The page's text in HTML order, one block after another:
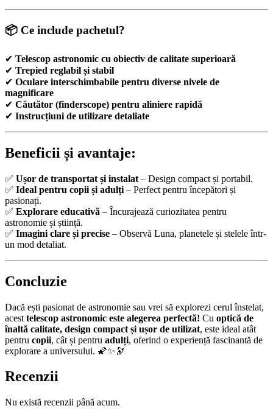
📦 Ce include pachetul?
✔ Telescop astronomic cu obiectiv de calitate superioară
✔ Trepied reglabil și stabil
✔ Oculare interschimbabile pentru diverse nivele de
magnificare
✔ Căutător (finderscope) pentru aliniere rapidă
✔ Instrucțiuni de utilizare detaliate
Beneficii și avantaje:
✅ Ușor de transportat și instalat – Design compact și portabil.
✅ Ideal pentru copii și adulți – Perfect pentru începători și
pasionați.
✅ Explorare educativă – Încurajează curiozitatea pentru
astronomie și știință.
✅ Imagini clare și precise – Observă Luna, planetele și stelele într-
un mod detaliat.
Concluzie
Dacă ești pasionat de astronomie sau vrei să explorezi cerul înstelat,
acest telescop astronomic este alegerea perfectă! Cu optică de
înaltă calitate, design compact și ușor de utilizat, este ideal atât
pentru copii, cât și pentru adulți, oferind o experiență fascinantă de
explorare a universului. 🌠✨🔭
Recenzii
Nu există recenzii până acum.